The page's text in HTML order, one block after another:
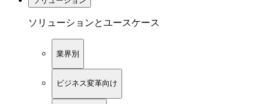
ソリューションとユースケース
業界別
ビジネス変革向け